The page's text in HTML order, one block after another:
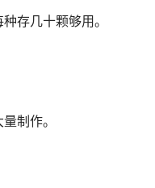
存几十颗够用。
制作。